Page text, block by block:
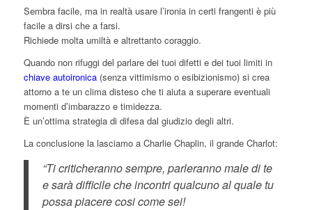
Sembra facile, ma in realtà usare l’ironia in certi frangenti è più
facile a dirsi che a farsi.
Richiede molta umiltà e altrettanto coraggio.
Quando non rifuggi del parlare dei tuoi difetti e dei tuoi limiti in
chiave autoironica(senza vittimismo o esibizionismo) si crea
attorno a te un clima disteso che ti aiuta a superare eventuali
momenti d’imbarazzo e timidezza.
È un’ottima strategia di difesa dal giudizio degli altri.
La conclusione la lasciamo a Charlie Chaplin, il grande Charlot:
“Ti criticheranno sempre, parleranno male di te
e sarà difficile che incontri qualcuno al quale tu
possa piacere cosi come sei!